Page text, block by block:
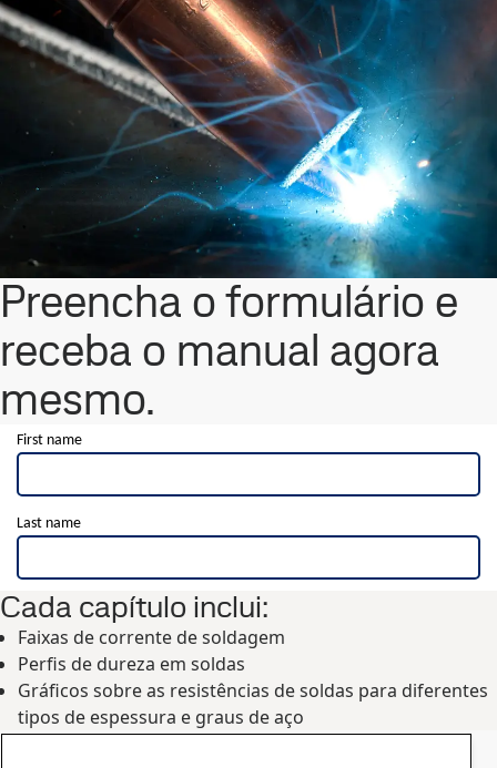
Preencha o formulário e
receba o manual agora
mesmo.
Cada capítulo inclui:
Faixas de corrente de soldagem
Perfis de dureza em soldas
Gráficos sobre as resistências de soldas para diferentes
tipos de espessura e graus de aço